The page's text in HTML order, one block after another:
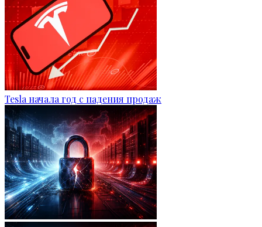
Tesla начала год с падения продаж